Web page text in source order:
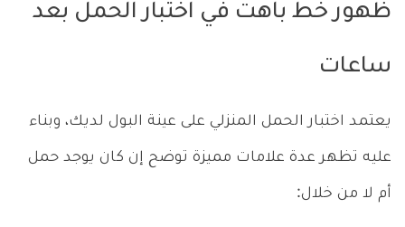
ظهور خط باهت في اختبار الحمل بعد
ساعات
يعتمد اختبار الحمل المنزلي على عينة البول لديك، وبناء
عليه تظهر عدة علامات مميزة توضح إن كان يوجد حمل
أم لا من خلال: